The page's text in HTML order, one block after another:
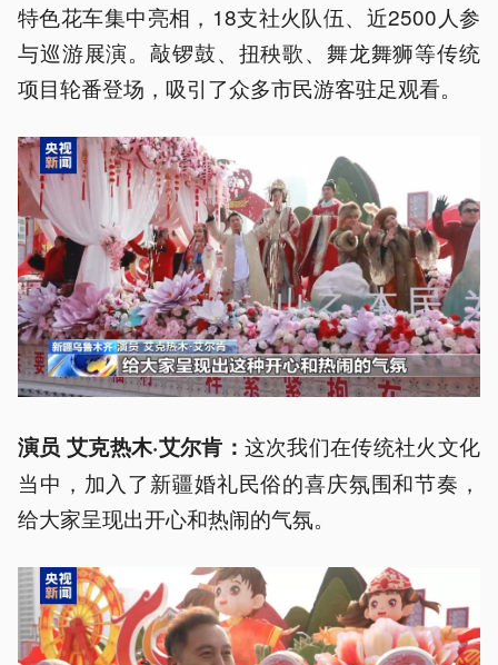
特色花车集中亮相，18支社火队伍、近2500人参
与巡游展演。敲锣鼓、扭秧歌、舞龙舞狮等传统
项目轮番登场，吸引了众多市民游客驻足观看。
演员 艾克热木·艾尔肯： 这次我们在传统社火文化
当中，加入了新疆婚礼民俗的喜庆氛围和节奏，
给大家呈现出开心和热闹的气氛。